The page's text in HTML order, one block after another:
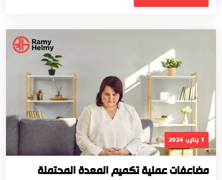
1 يناير، 2024
مضاعفات عملية تكميم المعدة المحتملة